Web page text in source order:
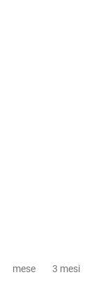
mese 3 mesi